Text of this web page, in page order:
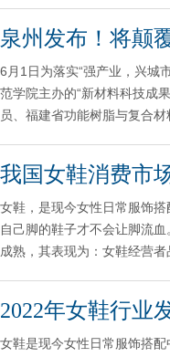
泉州发布！将颠
6月1日为落实“强产业，兴城
范学院主办的“新材料科技成
员、福建省功能树脂与复合材
我国女鞋消费市
女鞋，是现今女性日常服饰
自己脚的鞋子才不会让脚流
成熟，其表现为：女鞋经营者
2022年女鞋行业
女鞋是现今女性日常服饰搭